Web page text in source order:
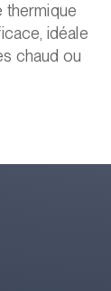
thermique
idéale
chaud ou